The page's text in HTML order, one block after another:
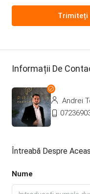
Trimiteți
Informații De
Andrei
Întreabă Despre
Nume